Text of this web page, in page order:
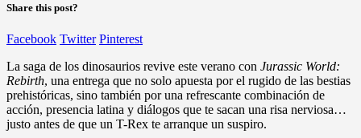
Share this post?
Facebook Twitter Pinterest
La saga de los dinosaurios revive este verano con Jurassic World:
Rebirth, una entrega que no solo apuesta por el rugido de las bestias
prehistóricas, sino también por una refrescante combinación de
acción, presencia latina y diálogos que te sacan una risa nerviosa…
justo antes de que un T-Rex te arranque un suspiro.